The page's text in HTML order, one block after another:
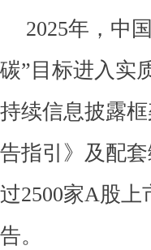
2025年，中
碳”目标进入实
持续信息披露
告指引》及配
过2500家A股上
告。